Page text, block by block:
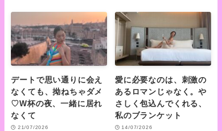
デートで思い通りに会え
なくても、拗ねちゃダメ
♡W杯の夜、一緒に居れ
なくて
21/07/2026
愛に必要なのは、刺激の
あるロマンじゃなく。や
さしく包込んでくれる、
私のブランケット
14/07/2026